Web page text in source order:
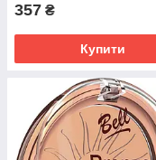
357 ₴
Купити